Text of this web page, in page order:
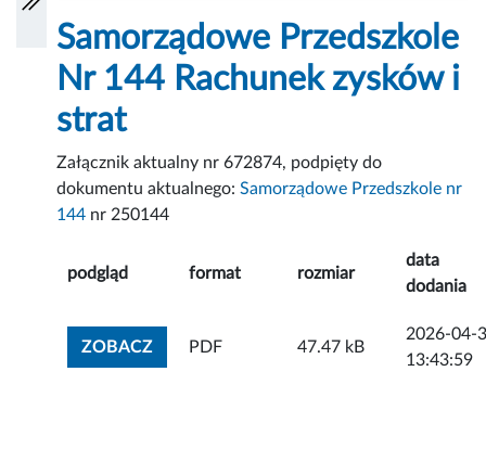
Samorządowe Przedszkole
Nr 144 Rachunek zysków i
strat
Załącznik aktualny nr 672874, podpięty do
dokumentu aktualnego:Samorządowe Przedszkole nr
144 nr 250144
podgląd format rozmiar
data
dodania
ZOBACZZOBACZ ZAŁĄCZNIK
PDF 47.47 kB
2026-04-
13:43:59